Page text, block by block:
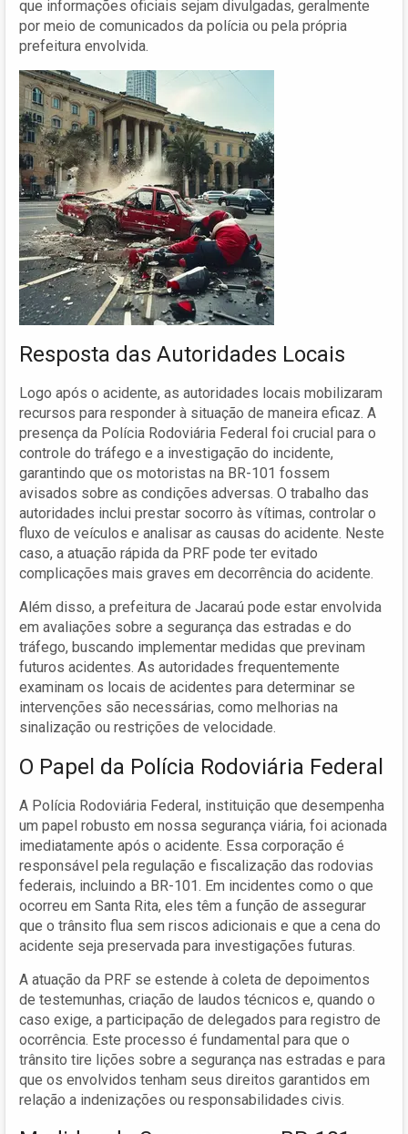
que informações oficiais sejam divulgadas, geralmente
por meio de comunicados da polícia ou pela própria
prefeitura envolvida.
Resposta das Autoridades Locais
Logo após o acidente, as autoridades locais mobilizaram
recursos para responder à situação de maneira eficaz. A
presença da Polícia Rodoviária Federal foi crucial para o
controle do tráfego e a investigação do incidente,
garantindo que os motoristas na BR-101 fossem
avisados sobre as condições adversas. O trabalho das
autoridades inclui prestar socorro às vítimas, controlar o
fluxo de veículos e analisar as causas do acidente. Neste
caso, a atuação rápida da PRF pode ter evitado
complicações mais graves em decorrência do acidente.
Além disso, a prefeitura de Jacaraú pode estar envolvida
em avaliações sobre a segurança das estradas e do
tráfego, buscando implementar medidas que previnam
futuros acidentes. As autoridades frequentemente
examinam os locais de acidentes para determinar se
intervenções são necessárias, como melhorias na
sinalização ou restrições de velocidade.
O Papel da Polícia Rodoviária Federal
A Polícia Rodoviária Federal, instituição que desempenha
um papel robusto em nossa segurança viária, foi acionada
imediatamente após o acidente. Essa corporação é
responsável pela regulação e fiscalização das rodovias
federais, incluindo a BR-101. Em incidentes como o que
ocorreu em Santa Rita, eles têm a função de assegurar
que o trânsito flua sem riscos adicionais e que a cena do
acidente seja preservada para investigações futuras.
A atuação da PRF se estende à coleta de depoimentos
de testemunhas, criação de laudos técnicos e, quando o
caso exige, a participação de delegados para registro de
ocorrência. Este processo é fundamental para que o
trânsito tire lições sobre a segurança nas estradas e para
que os envolvidos tenham seus direitos garantidos em
relação a indenizações ou responsabilidades civis.